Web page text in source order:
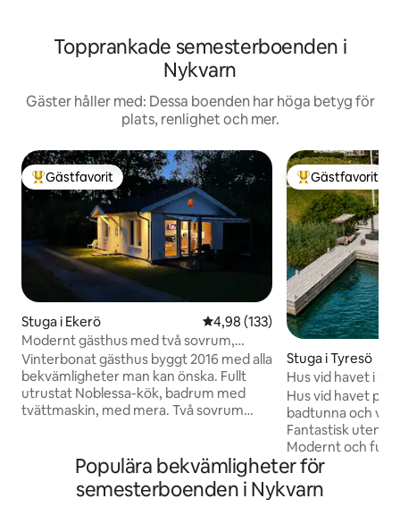
Topprankade semesterboenden i
Nykvarn
Gäster håller med: Dessa boenden har höga betyg för
plats, renlighet och mer.
Populär gästfavorit
Gästfavorit
Stuga i Ekerö 4,98 av 5 i genomsnittligt
4,98 (133)
Modernt gästhus med två sovrum,
bäddsoffa och AC
Vinterbonat gästhus byggt 2016 med alla
bekvämligheter man kan önska. Fullt
utrustat Noblessa-kök, badrum med
tvättmaskin, med mera. Två sovrum
soltak, matplats och soffgrupp. Med
bäddsoffan i storstugan kan man sova
fem personer i huset, även om tre är det
Populär
Gästfavorit
Stuga i Tyresö
Hus vid havet i
Hus vid havet på
badtunna och
Fantastisk
Modernt och fullt
inrett i minsta
för den som vill
avslappnat vid
Populära bekvämligheter för
semesterboenden i Nykvarn